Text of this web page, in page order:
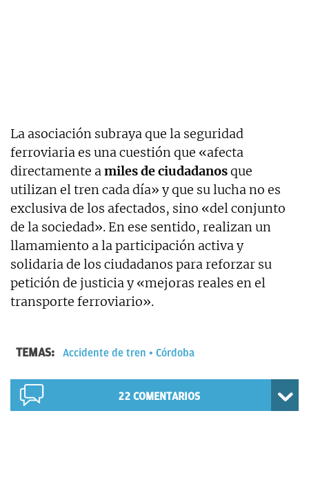
La asociación subraya que la seguridad
ferroviaria es una cuestión que «afecta
directamente amiles de ciudadanosque
utilizan el tren cada día» y que su lucha no es
exclusiva de los afectados, sino «del conjunto
de la sociedad». En ese sentido, realizan un
llamamiento a la participación activa y
solidaria de los ciudadanos para reforzar su
petición de justicia y «mejoras reales en el
transporte ferroviario».
TEMAS: Accidente de tren Córdoba
22 COMENTARIOS